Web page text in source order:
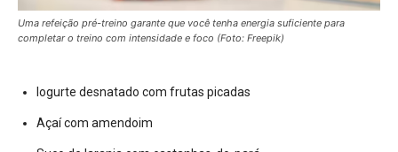
Uma refeição pré-treino garante que você tenha energia suficiente para
completar o treino com intensidade e foco (Foto: Freepik)
Iogurte desnatado com frutas picadas
Açaí com amendoim